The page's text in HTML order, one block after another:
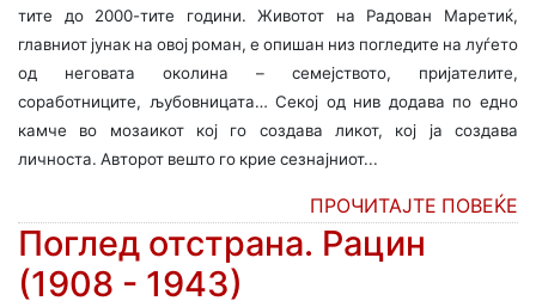
тите до 2000-тите години. Животот на Радован Маретиќ,
главниот јунак на овој роман, е опишан низ погледите на луѓето
од неговата околина – семејството, пријателите,
соработниците, љубовница­та… Секој од нив додава по едно
камче во мозаикот кој го создава ликот, кој ја создава
личноста. Авторот вешто го крие сезнајниот...
ПРОЧИТАЈТЕ ПОВЕЌЕ
Поглед отстрана. Рацин
(1908 - 1943)